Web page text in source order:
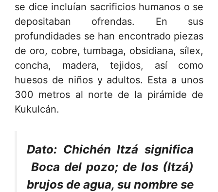
se dice incluían sacrificios humanos o se
depositaban ofrendas. En sus
profundidades se han encontrado piezas
de oro, cobre, tumbaga, obsidiana, sílex,
concha, madera, tejidos, así como
huesos de niños y adultos. Esta a unos
300 metros al norte de la pirámide de
Kukulcán.
Dato: Chichén Itzá significa
Boca del pozo; de los (Itzá)
brujos de agua, su nombre se